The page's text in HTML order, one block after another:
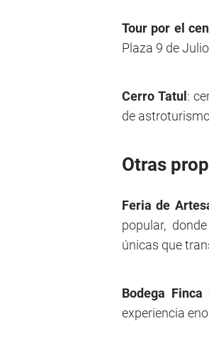
Tour por el
Plaza 9 de
Cerro Tatul:
de
Otras
Feria de
popular,
únicas que
Bodega Finca
experiencia